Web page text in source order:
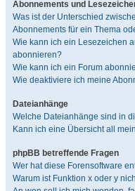
Abonnements und
Was ist der Unterschied
Abonnements für ein Thema
Wie kann ich ein Lesezeichen
abonnieren?
Wie kann ich ein Forum
Wie deaktiviere ich meine
Dateianhänge
Welche Dateianhänge sind in
Kann ich eine Übersicht all
phpBB betreffende Fragen
Wer hat diese Forensoftware
Warum ist Funktion x oder y